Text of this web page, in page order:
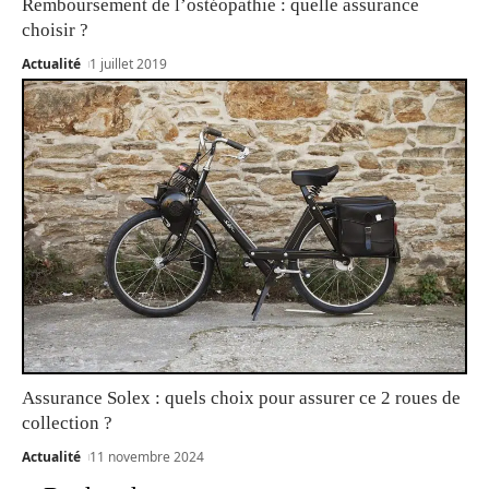
Remboursement de l’ostéopathie : quelle assurance
choisir ?
Actualité 1 juillet 2019
Assurance Solex : quels choix pour assurer ce 2 roues de
collection ?
Actualité 11 novembre 2024